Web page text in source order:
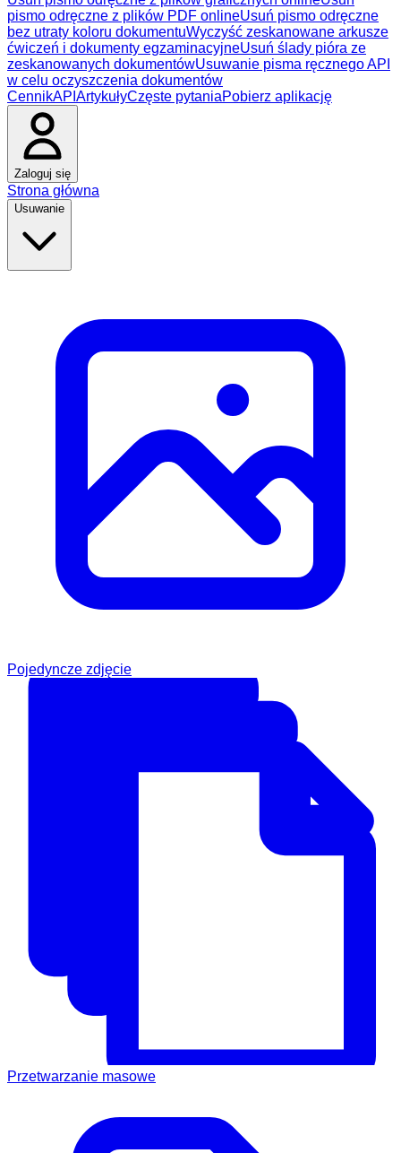
pismo odręczne z plików PDF onlineUsuń pismo odręczne
bez utraty koloru dokumentuWyczyść zeskanowane arkusze
ćwiczeń i dokumenty egzaminacyjneUsuń ślady pióra ze
zeskanowanych dokumentówUsuwanie pisma ręcznego API
w celu oczyszczenia dokumentów
CennikAPI ArtykułyCzęste pytaniaPobierz aplikację
Zaloguj się
Strona główna
Usuwanie
Pojedyncze zdjęcie
Przetwarzanie masowe